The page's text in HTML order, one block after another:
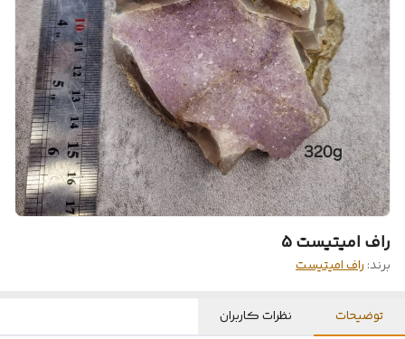
راف امیتیست 5
برند: راف امیتیست
توضیحات نظرات کاربران